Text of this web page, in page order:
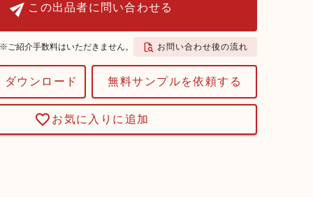
この出品者に問い合わせる
※ご紹介手数料はいただきません。 お問い合わせ後の流れ
ダウンロード 無料サンプルを依頼する
お気に入りに追加